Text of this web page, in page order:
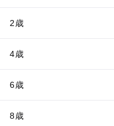
2歳
4歳
6歳
8歳